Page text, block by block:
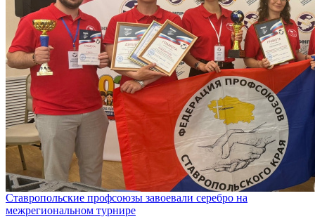
Ставропольские профсоюзы завоевали серебро на
межрегиональном турнире